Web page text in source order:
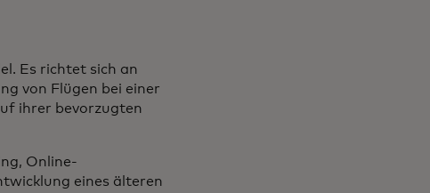
Es richtet sich an
von Flügen bei einer
ihrer bevorzugten
Online-
eines älteren